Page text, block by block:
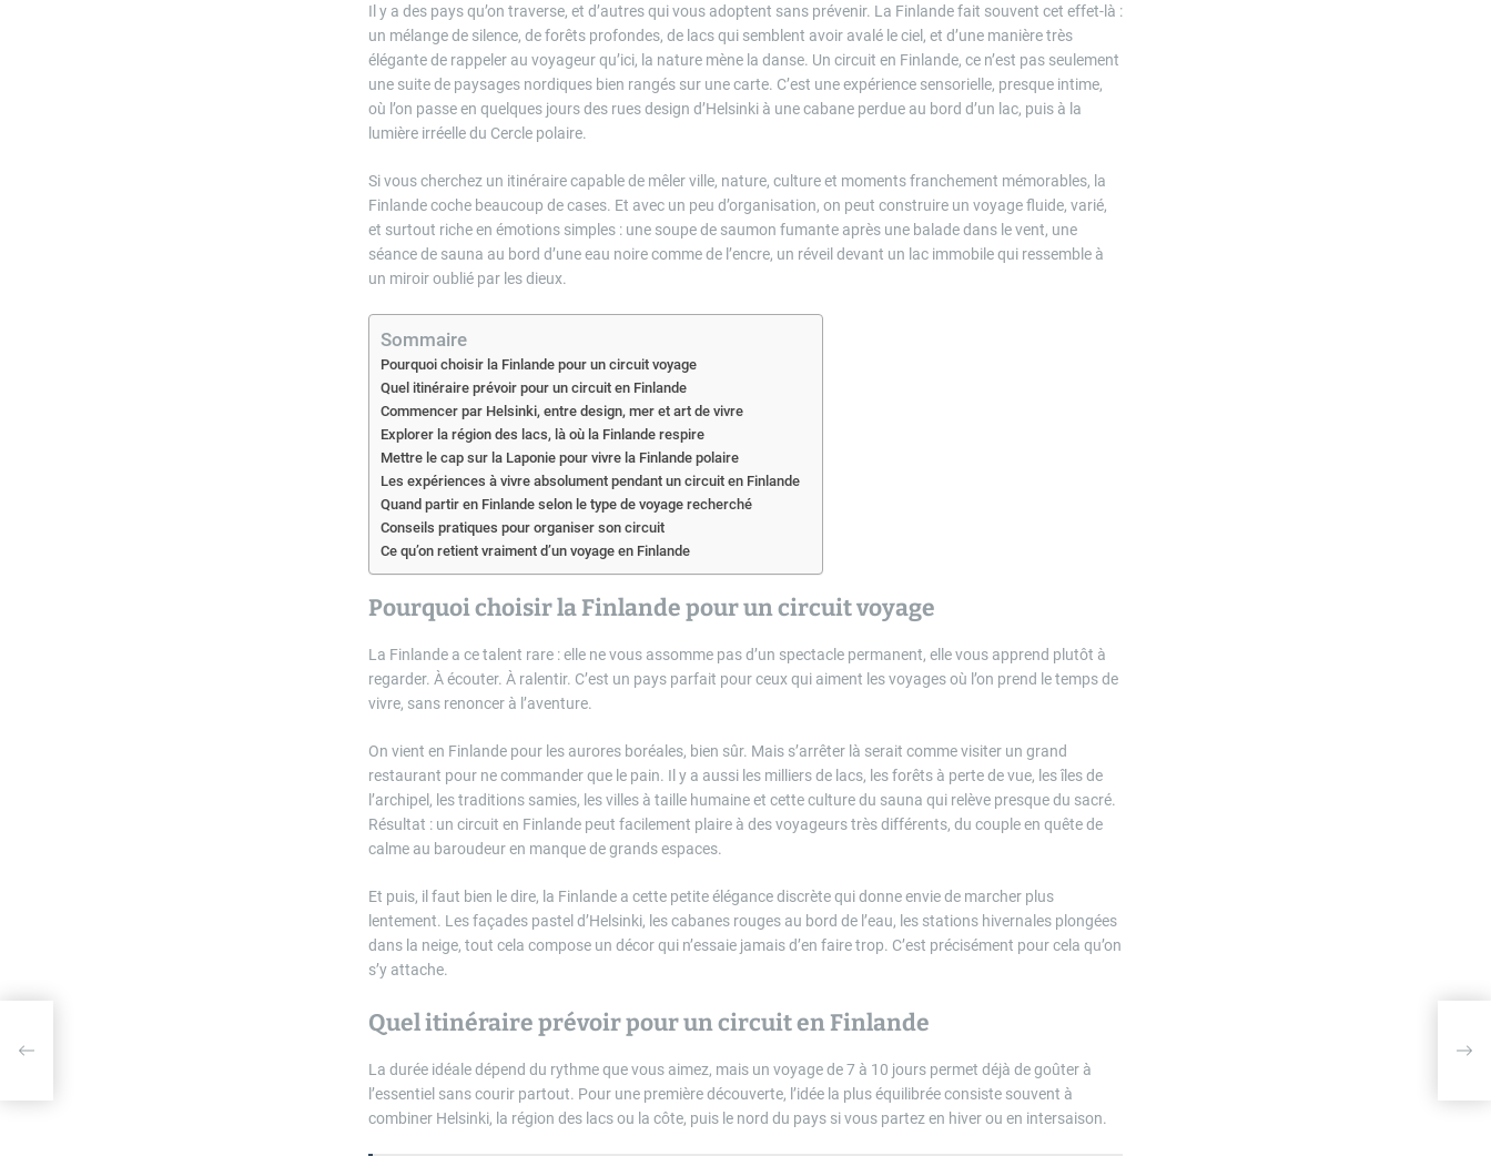
Il y a des pays qu’on traverse, et d’autres qui vous adoptent sans prévenir. La Finlande fait souvent cet effet-là :
un mélange de silence, de forêts profondes, de lacs qui semblent avoir avalé le ciel, et d’une manière très
élégante de rappeler au voyageur qu’ici, la nature mène la danse. Un circuit en Finlande, ce n’est pas seulement
une suite de paysages nordiques bien rangés sur une carte. C’est une expérience sensorielle, presque intime,
où l’on passe en quelques jours des rues design d’Helsinki à une cabane perdue au bord d’un lac, puis à la
lumière irréelle du Cercle polaire.
Si vous cherchez un itinéraire capable de mêler ville, nature, culture et moments franchement mémorables, la
Finlande coche beaucoup de cases. Et avec un peu d’organisation, on peut construire un voyage fluide, varié,
et surtout riche en émotions simples : une soupe de saumon fumante après une balade dans le vent, une
séance de sauna au bord d’une eau noire comme de l’encre, un réveil devant un lac immobile qui ressemble à
un miroir oublié par les dieux.
Sommaire
Pourquoi choisir la Finlande pour un circuit voyage
Quel itinéraire prévoir pour un circuit en Finlande
Commencer par Helsinki, entre design, mer et art de vivre
Explorer la région des lacs, là où la Finlande respire
Mettre le cap sur la Laponie pour vivre la Finlande polaire
Les expériences à vivre absolument pendant un circuit en Finlande
Quand partir en Finlande selon le type de voyage recherché
Conseils pratiques pour organiser son circuit
Ce qu’on retient vraiment d’un voyage en Finlande
Pourquoi choisir la Finlande pour un circuit voyage
La Finlande a ce talent rare : elle ne vous assomme pas d’un spectacle permanent, elle vous apprend plutôt à
regarder. À écouter. À ralentir. C’est un pays parfait pour ceux qui aiment les voyages où l’on prend le temps de
vivre, sans renoncer à l’aventure.
On vient en Finlande pour les aurores boréales, bien sûr. Mais s’arrêter là serait comme visiter un grand
restaurant pour ne commander que le pain. Il y a aussi les milliers de lacs, les forêts à perte de vue, les îles de
l’archipel, les traditions samies, les villes à taille humaine et cette culture du sauna qui relève presque du sacré.
Résultat : un circuit en Finlande peut facilement plaire à des voyageurs très différents, du couple en quête de
calme au baroudeur en manque de grands espaces.
Et puis, il faut bien le dire, la Finlande a cette petite élégance discrète qui donne envie de marcher plus
lentement. Les façades pastel d’Helsinki, les cabanes rouges au bord de l’eau, les stations hivernales plongées
dans la neige, tout cela compose un décor qui n’essaie jamais d’en faire trop. C’est précisément pour cela qu’on
s’y attache.
Quel itinéraire prévoir pour un circuit en Finlande
La durée idéale dépend du rythme que vous aimez, mais un voyage de 7 à 10 jours permet déjà de goûter à
l’essentiel sans courir partout. Pour une première découverte, l’idée la plus équilibrée consiste souvent à
combiner Helsinki, la région des lacs ou la côte, puis le nord du pays si vous partez en hiver ou en intersaison.